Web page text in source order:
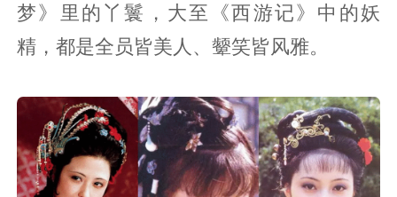
梦》里的丫鬟，大至《西游记》中的妖
精，都是全员皆美人、颦笑皆风雅。